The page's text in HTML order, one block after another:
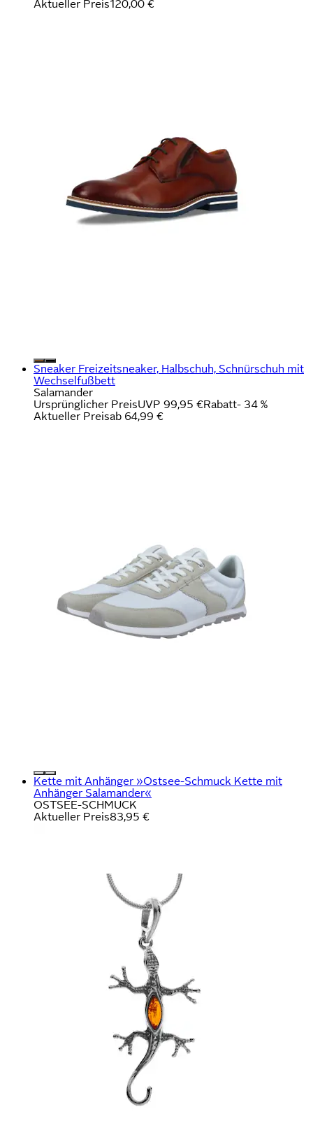
Aktueller Preis120,00 €
Sneaker Freizeitsneaker, Halbschuh, Schnürschuh mit
Wechselfußbett
Salamander
Ursprünglicher PreisUVP 99,95 €Rabatt- 34 %
Aktueller Preisab 64,99 €
Kette mit Anhänger »Ostsee-Schmuck Kette mit
Anhänger Salamander«
OSTSEE-SCHMUCK
Aktueller Preis83,95 €